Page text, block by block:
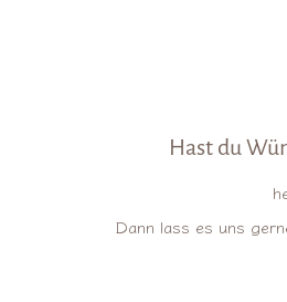
Hast du
Dann lass es uns